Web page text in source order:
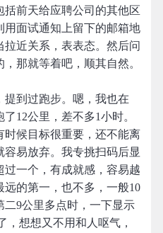
前天给应聘公司的其他区
面试通知上留下的邮箱地
近关系，表表态。然后问
那就等着吧，顺其自然。
提到过跑步。嗯，我也在
12公里，差不多1小时。
候目标很重要，还不能离
易放弃。我专挑扫码后显
一个，有成就感，容易越
的第一，也不多，一般10
9公里多点时，一下显示
，想想又不用和人呕气，